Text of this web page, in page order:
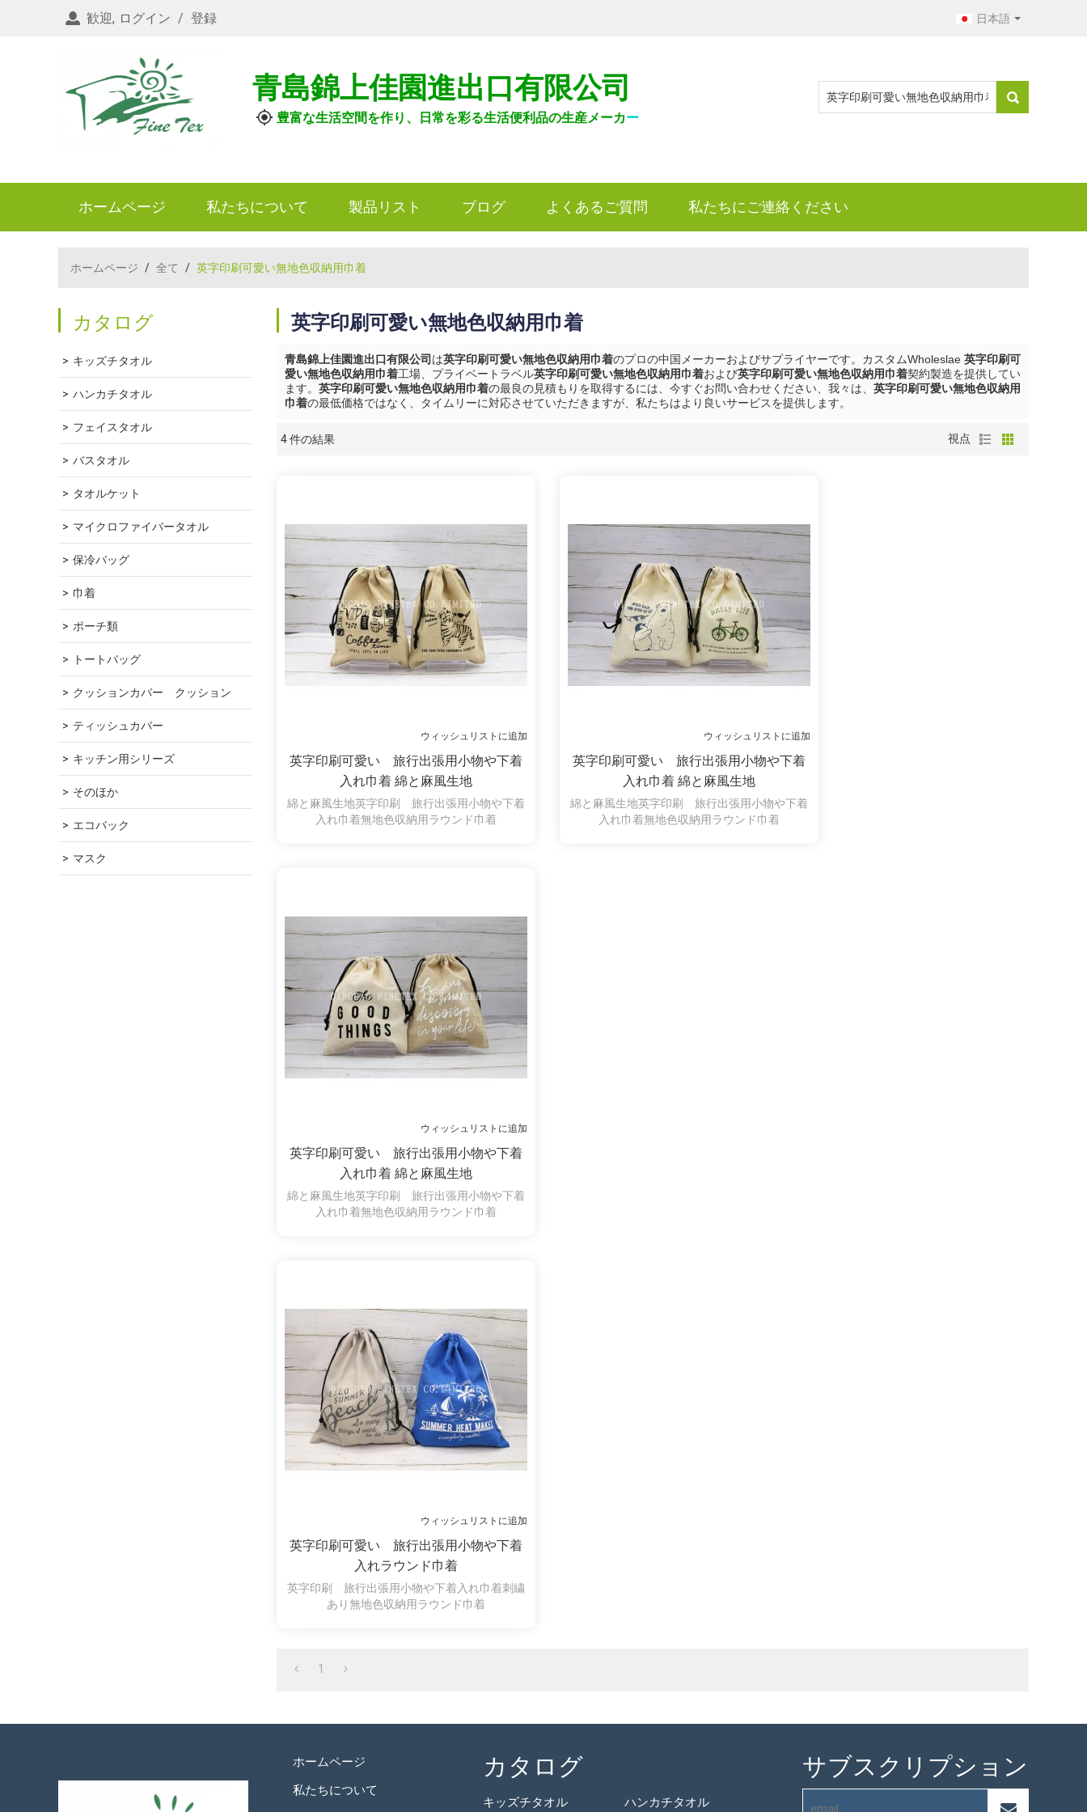
歓迎, ログイン / 登録 日本語
青島錦上佳園進出口有限公司
豊富な生活空間を作り、日常を彩る生活便利品の生産メーカー
ホームページ 私たちについて 製品リスト ブログ よくあるご質問 私たちにご連絡ください
ホームページ / 全て / 英字印刷可愛い無地色収納用巾着
カタログ
キッズチタオル
ハンカチタオル
フェイスタオル
バスタオル
タオルケット
マイクロファイバータオル
保冷バッグ
巾着
ポーチ類
トートバッグ
クッションカバー　クッション
ティッシュカバー
キッチン用シリーズ
そのほか
エコバック
マスク
英字印刷可愛い無地色収納用巾着
青島錦上佳園進出口有限公司 は英字印刷可愛い無地色収納用巾着のプロの中国メーカーおよびサプライヤーです。カスタムWholeslae 英字印刷可
愛い無地色収納用巾着工場、プライベートラベル英字印刷可愛い無地色収納用巾着および英字印刷可愛い無地色収納用巾着契約製造を提供してい
ます。 英字印刷可愛い無地色収納用巾着の最良の見積もりを取得するには、今すぐお問い合わせください、我々は、 英字印刷可愛い無地色収納用
巾着の最低価格ではなく、タイムリーに対応させていただきますが、私たちはより良いサービスを提供します。
4 件の結果 視点
ショーケース
ウィッシュリストに追加
英字印刷可愛い 旅行出張用小物や下着
入れ巾着 綿と麻風生地
綿と麻風生地英字印刷 旅行出張用小物や下着
入れ巾着無地色収納用ラウンド巾着
ウィッシュリストに追加
英字印刷可愛い 旅行出張用小物や下着
入れ巾着 綿と麻風生地
綿と麻風生地英字印刷 旅行出張用小物や下着
入れ巾着無地色収納用ラウンド巾着
ウィッシュリストに追加
英字印刷可愛い 旅行出張用小物や下着
入れ巾着 綿と麻風生地
綿と麻風生地英字印刷 旅行出張用小物や下着
入れ巾着無地色収納用ラウンド巾着
ウィッシュリストに追加
英字印刷可愛い 旅行出張用小物や下着
入れラウンド巾着
英字印刷 旅行出張用小物や下着入れ巾着刺繍
あり無地色収納用ラウンド巾着
1
ホームページ
私たちについて
カタログ
キッズチタオル ハンカチタオル
サブスクリプション